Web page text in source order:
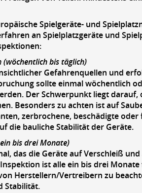
Spielgeräte- und
an Spielplatzgeräte und
(wöchentlich bis täglich)
Gefahrenquellen und
sollte einmal wöchentlich
Der Schwerpunkt liegt darauf,
Besonders zu achten ist auf
zerbrochene, beschädigte
die bauliche Stabilität der Geräte.
bis drei Monate)
das die Geräte auf Verschleiß
ist alle ein bis drei
Herstellern/Vertreibern zu
Stabilität.